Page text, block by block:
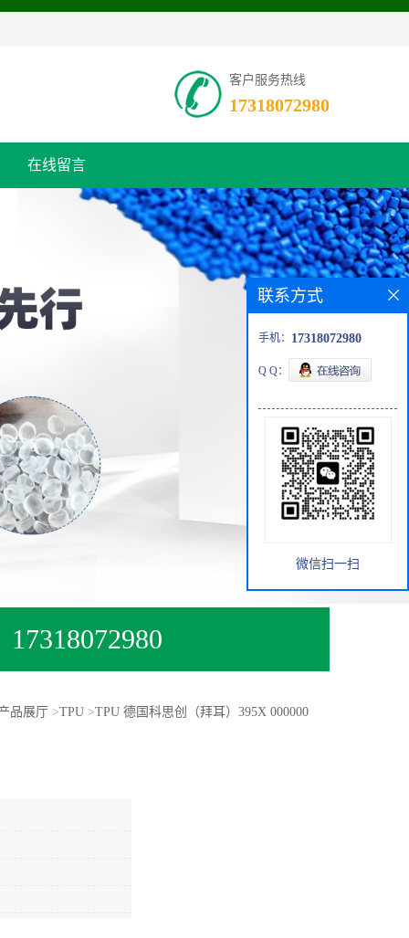
客户服务热线
17318072980
在线留言
17318072980
品展厅 >TPU>TPU 德国科思创（拜耳）395X 000000
联系方式
手机： 17318072980
Q Q：
微信扫一扫